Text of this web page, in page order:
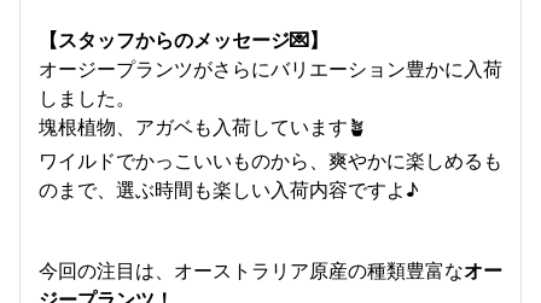
【スタッフからのメッセージ💌】
オージープランツがさらにバリエーション豊かに入荷
しました。
塊根植物、アガベも入荷しています🪴
ワイルドでかっこいいものから、爽やかに楽しめるも
のまで、選ぶ時間も楽しい入荷内容ですよ♪
今回の注目は、オーストラリア原産の種類豊富なオー